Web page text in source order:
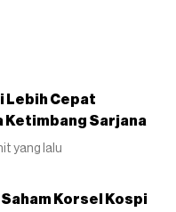
Lebih Cepat
Ketimbang Sarjana
yang lalu
Korsel Kospi